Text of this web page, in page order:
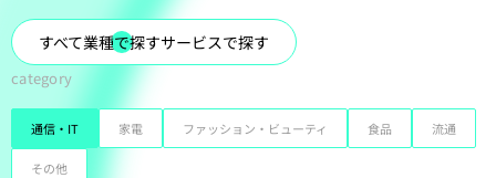
すべて業種で探すサービスで探す
category
通信・IT 家電 ファッション・ビューティ 食品 流通
その他